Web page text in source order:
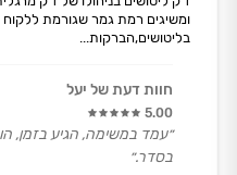
ומשיגים רמת גמר שגורמת
בליטושים,הברקות...
חוות דעת של יעל
5.00
״עמד במשימה, הגיע בזמן,
בסדר.״